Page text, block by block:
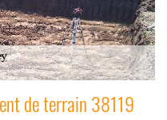
de terrain 38119